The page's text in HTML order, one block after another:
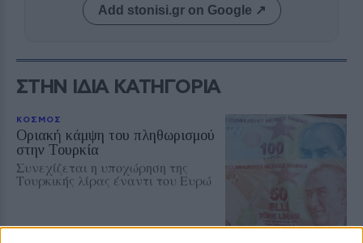
Add stonisi.gr on Google ↗
ΣΤΗΝ ΙΔΙΑ ΚΑΤΗΓΟΡΙΑ
ΚΟΣΜΟΣ
Οριακή κάμψη του πληθωρισμού
στην Τουρκία
Συνεχίζεται η υποχώρηση της
Τουρκικής λίρας έναντι του Ευρώ